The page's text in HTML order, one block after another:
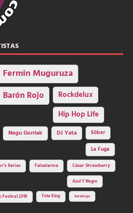
Fermin Muguruza
Barón Rojo Rockdelux
Hip Hop Life
Negu Gorriak DJ Yata
Sôber
La Fuga
Series Falsalarma César Strawberry
Azul Y Negro
Festival 2019 Tote King Saratoga